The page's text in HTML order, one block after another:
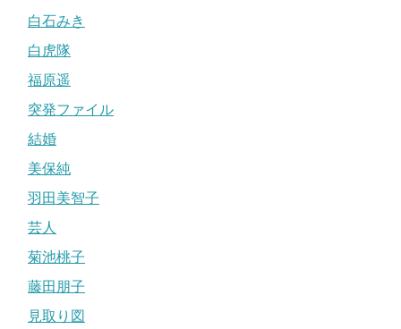
白石みき
白虎隊
福原遥
突発ファイル
結婚
美保純
羽田美智子
芸人
菊池桃子
藤田朋子
見取り図